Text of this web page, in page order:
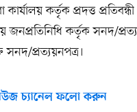
কর্তৃক প্রদত্ত
জনপ্রতিনিধি কর্তৃক সনদ/
সনদ/প্রত্যয়নপত্র।
চ্যানেল ফলো করুন